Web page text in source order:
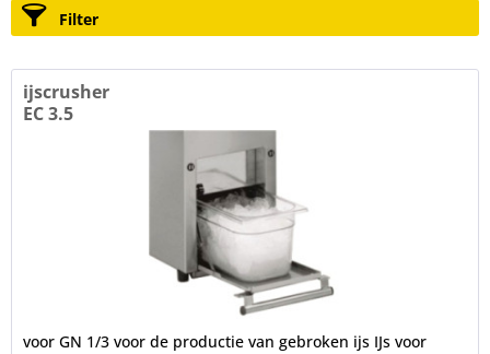
Filter
ijscrusher
EC 3.5
voor GN 1/3 voor de productie van gebroken ijs IJs voor